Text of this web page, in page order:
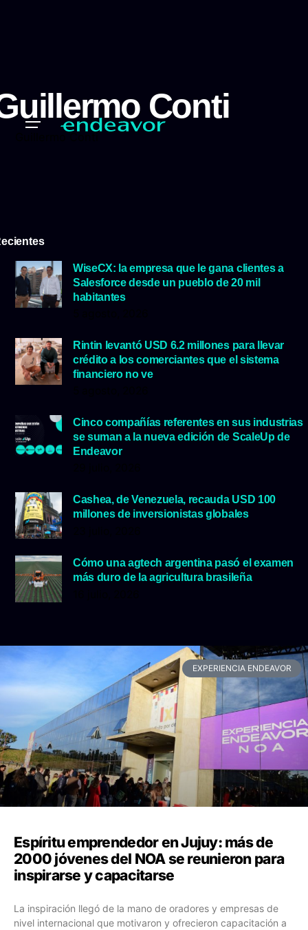
Conti
WiseCX: la empresa que le gana clientes a
Salesforce desde un pueblo de 20 mil
habitantes
Rintin levantó USD 6.2 millones para llevar
crédito a los comerciantes que el sistema
financiero no ve
Cinco compañías referentes en sus industrias
se suman a la nueva edición de ScaleUp de
Endeavor
Cashea, de Venezuela, recauda USD 100
millones de inversionistas globales
Cómo una agtech argentina pasó el examen
más duro de la agricultura brasileña
EXPERIENCIA ENDEAVOR
Espíritu emprendedor en Jujuy: más de
2000 jóvenes del NOA se reunieron para
inspirarse y capacitarse
La inspiración llegó de la mano de oradores y empresas de
nivel internacional que motivaron y ofrecieron capacitación a